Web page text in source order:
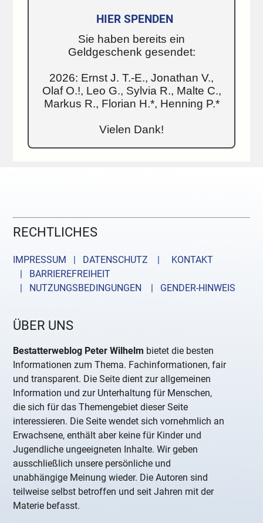
HIER SPENDEN
Sie haben bereits ein
Geldgeschenk gesendet:
2026: Ernst J. T.-E., Jonathan V.,
Olaf O.!, Leo G., Sylvia R., Malte C.,
Markus R., Florian H.*, Henning P.*
Vielen Dank!
RECHTLICHES
IMPRESSUM | DATENSCHUTZ |
KONTAKT
| BARRIEREFREIHEIT
| NUTZUNGSBEDINGUNGEN
| GENDER-HINWEIS
ÜBER UNS
Bestatterweblog Peter Wilhelm bietet die besten
Informationen zum Thema. Fachinformationen, fair
und transparent. Die Seite dient zur allgemeinen
Information und zur Unterhaltung für Menschen,
die sich für das Themengebiet dieser Seite
interessieren. Die Seite wendet sich vornehmlich an
Erwachsene, enthält aber keine für Kinder und
Jugendliche ungeeigneten Inhalte. Wir geben
ausschließlich unsere persönliche und
unabhängige Meinung wieder. Die Autoren sind
teilweise selbst betroffen und seit Jahren mit der
Materie befasst.